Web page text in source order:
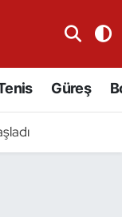
Güreş